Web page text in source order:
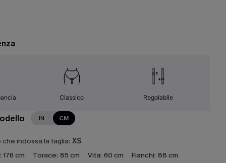
Classico Regolabile
IN CM
indossa la taglia: XS
176 cm Torace: 85 cm Vita: 60 cm Fianchi: 88 cm